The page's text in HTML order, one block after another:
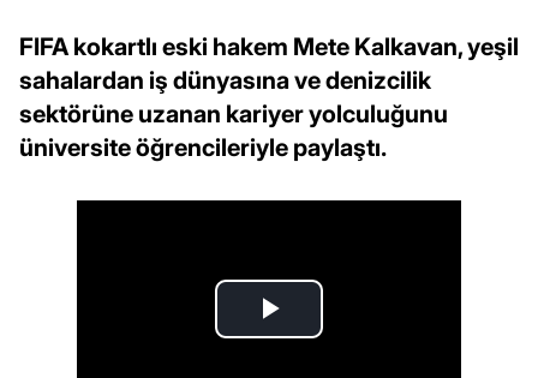
FIFA kokartlı eski hakem Mete Kalkavan, yeşil
sahalardan iş dünyasına ve denizcilik
sektörüne uzanan kariyer yolculuğunu
üniversite öğrencileriyle paylaştı.